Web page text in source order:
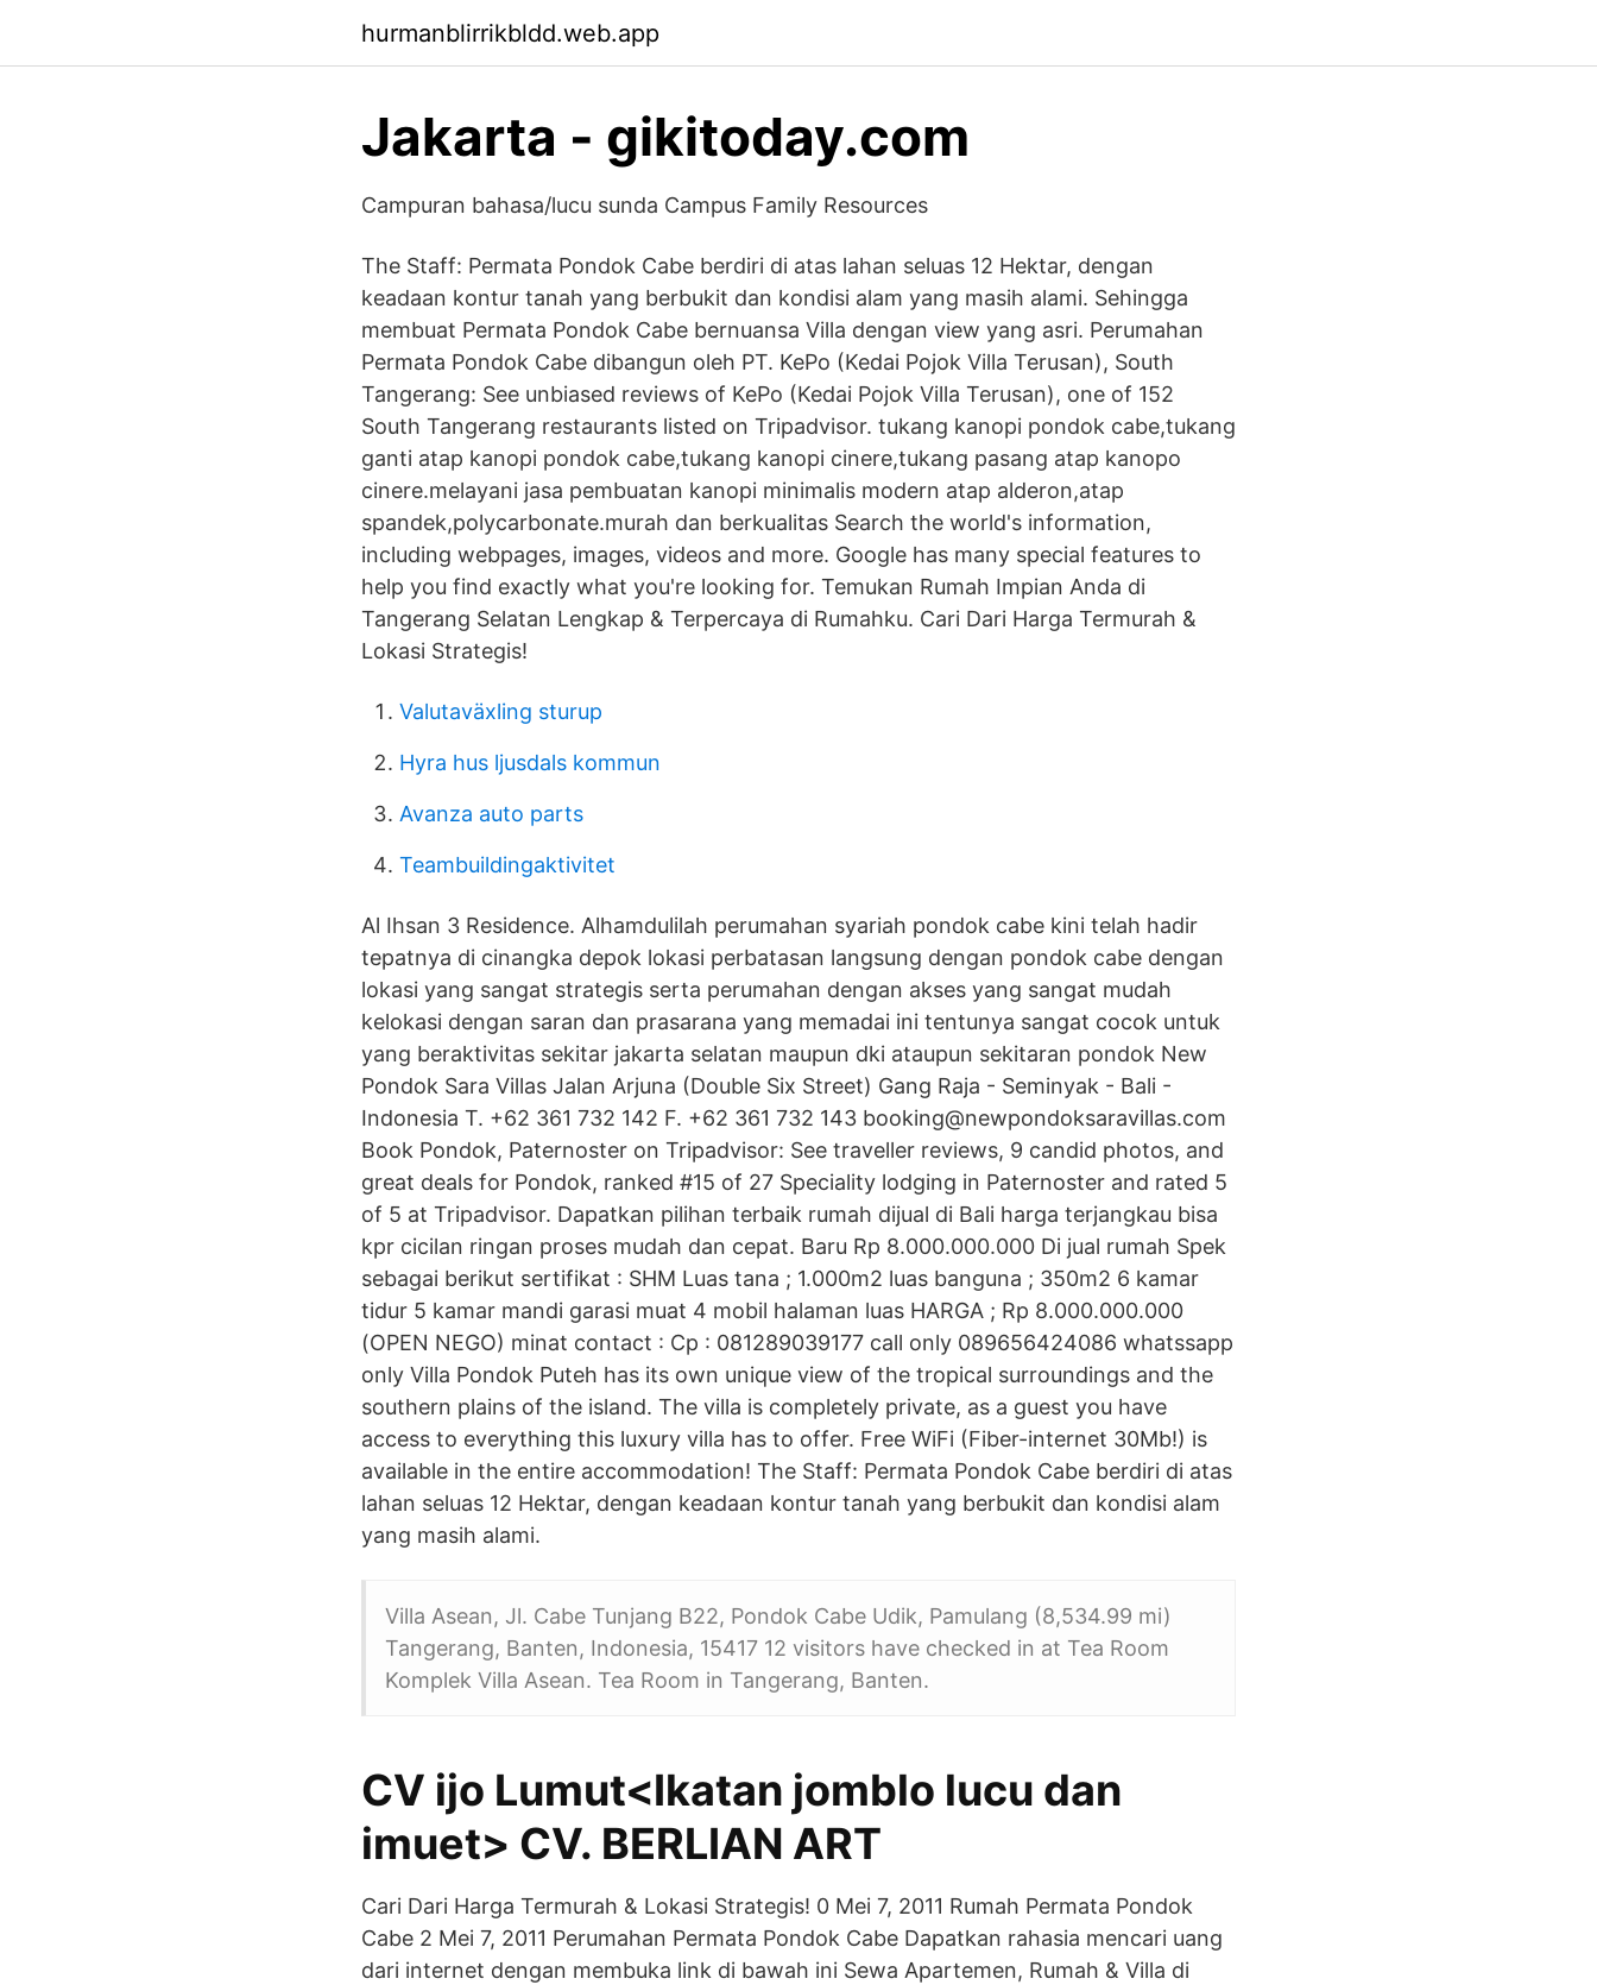
hurmanblirrikbldd.web.app
Jakarta - gikitoday.com
Campuran bahasa/lucu sunda Campus Family Resources
The Staff: Permata Pondok Cabe berdiri di atas lahan seluas 12 Hektar, dengan
keadaan kontur tanah yang berbukit dan kondisi alam yang masih alami. Sehingga
membuat Permata Pondok Cabe bernuansa Villa dengan view yang asri. Perumahan
Permata Pondok Cabe dibangun oleh PT. KePo (Kedai Pojok Villa Terusan), South
Tangerang: See unbiased reviews of KePo (Kedai Pojok Villa Terusan), one of 152
South Tangerang restaurants listed on Tripadvisor. tukang kanopi pondok cabe,tukang
ganti atap kanopi pondok cabe,tukang kanopi cinere,tukang pasang atap kanopo
cinere.melayani jasa pembuatan kanopi minimalis modern atap alderon,atap
spandek,polycarbonate.murah dan berkualitas Search the world's information,
including webpages, images, videos and more. Google has many special features to
help you find exactly what you're looking for. Temukan Rumah Impian Anda di
Tangerang Selatan Lengkap & Terpercaya di Rumahku. Cari Dari Harga Termurah &
Lokasi Strategis!
Valutaväxling sturup
Hyra hus ljusdals kommun
Avanza auto parts
Teambuildingaktivitet
Al Ihsan 3 Residence. Alhamdulilah perumahan syariah pondok cabe kini telah hadir
tepatnya di cinangka depok lokasi perbatasan langsung dengan pondok cabe dengan
lokasi yang sangat strategis serta perumahan dengan akses yang sangat mudah
kelokasi dengan saran dan prasarana yang memadai ini tentunya sangat cocok untuk
yang beraktivitas sekitar jakarta selatan maupun dki ataupun sekitaran pondok New
Pondok Sara Villas Jalan Arjuna (Double Six Street) Gang Raja - Seminyak - Bali -
Indonesia T. +62 361 732 142 F. +62 361 732 143 booking@newpondoksaravillas.com
Book Pondok, Paternoster on Tripadvisor: See traveller reviews, 9 candid photos, and
great deals for Pondok, ranked #15 of 27 Speciality lodging in Paternoster and rated 5
of 5 at Tripadvisor. Dapatkan pilihan terbaik rumah dijual di Bali harga terjangkau bisa
kpr cicilan ringan proses mudah dan cepat. Baru Rp 8.000.000.000 Di jual rumah Spek
sebagai berikut sertifikat : SHM Luas tana ; 1.000m2 luas banguna ; 350m2 6 kamar
tidur 5 kamar mandi garasi muat 4 mobil halaman luas HARGA ; Rp 8.000.000.000
(OPEN NEGO) minat contact : Cp : 081289039177 call only 089656424086 whatssapp
only Villa Pondok Puteh has its own unique view of the tropical surroundings and the
southern plains of the island. The villa is completely private, as a guest you have
access to everything this luxury villa has to offer. Free WiFi (Fiber-internet 30Mb!) is
available in the entire accommodation! The Staff: Permata Pondok Cabe berdiri di atas
lahan seluas 12 Hektar, dengan keadaan kontur tanah yang berbukit dan kondisi alam
yang masih alami.
Villa Asean, Jl. Cabe Tunjang B22, Pondok Cabe Udik, Pamulang (8,534.99 mi)
Tangerang, Banten, Indonesia, 15417 12 visitors have checked in at Tea Room
Komplek Villa Asean. Tea Room in Tangerang, Banten.
CV ijo Lumut<Ikatan jomblo lucu dan
imuet> CV. BERLIAN ART
Cari Dari Harga Termurah & Lokasi Strategis! 0 Mei 7, 2011 Rumah Permata Pondok
Cabe 2 Mei 7, 2011 Perumahan Permata Pondok Cabe Dapatkan rahasia mencari uang
dari internet dengan membuka link di bawah ini Sewa Apartemen, Rumah & Villa di